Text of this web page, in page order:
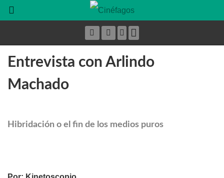
Entrevista con Arlindo
Machado
Hibridación o el fin de los medios puros